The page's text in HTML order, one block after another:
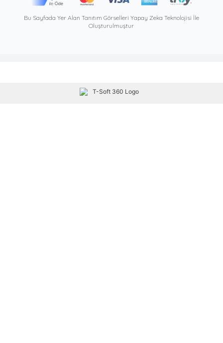
Bu Sayfada Yer Alan Tanıtım Görselleri Yapay Zeka Teknolojisi İle
Oluşturulmuştur